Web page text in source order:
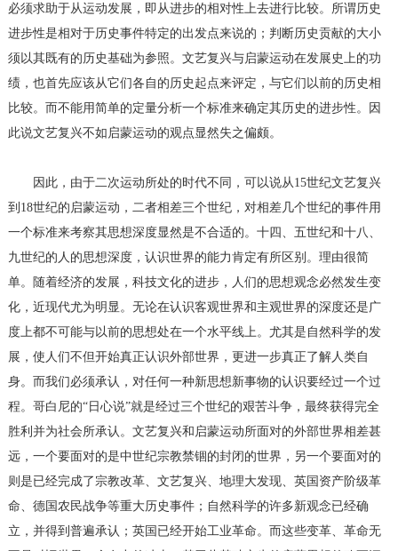
必须求助于从运动发展，即从进步的相对性上去进行比较。所谓历史
进步性是相对于历史事件特定的出发点来说的；判断历史贡献的大小
须以其既有的历史基础为参照。文艺复兴与启蒙运动在发展史上的功
绩，也首先应该从它们各自的历史起点来评定，与它们以前的历史相
比较。而不能用简单的定量分析一个标准来确定其历史的进步性。因
此说文艺复兴不如启蒙运动的观点显然失之偏颇。
因此，由于二次运动所处的时代不同，可以说从15世纪文艺复兴
到18世纪的启蒙运动，二者相差三个世纪，对相差几个世纪的事件用
一个标准来考察其思想深度显然是不合适的。十四、五世纪和十八、
九世纪的人的思想深度，认识世界的能力肯定有所区别。理由很简
单。随着经济的发展，科技文化的进步，人们的思想观念必然发生变
化，近现代尤为明显。无论在认识客观世界和主观世界的深度还是广
度上都不可能与以前的思想处在一个水平线上。尤其是自然科学的发
展，使人们不但开始真正认识外部世界，更进一步真正了解人类自
身。而我们必须承认，对任何一种新思想新事物的认识要经过一个过
程。哥白尼的“日心说”就是经过三个世纪的艰苦斗争，最终获得完全
胜利并为社会所承认。文艺复兴和启蒙运动所面对的外部世界相差甚
远，一个要面对的是中世纪宗教禁锢的封闭的世界，另一个要面对的
则是已经完成了宗教改革、文艺复兴、地理大发现、英国资产阶级革
命、德国农民战争等重大历史事件；自然科学的许多新观念已经确
立，并得到普遍承认；英国已经开始工业革命。而这些变革、革命无